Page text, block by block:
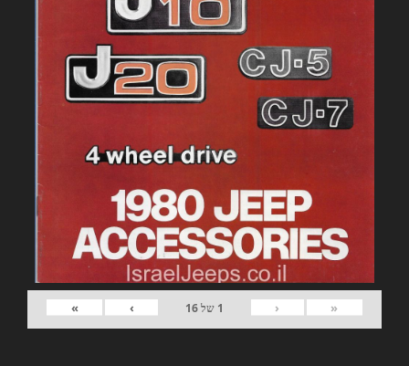
«
‹
1 של16
›
»